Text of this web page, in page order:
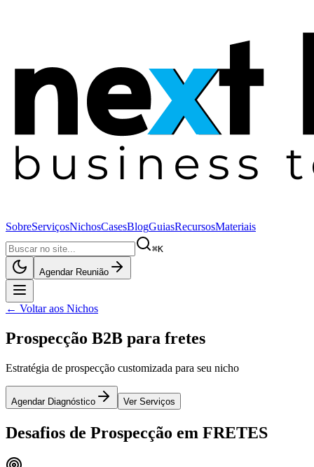
SobreServiçosNichosCasesBlogGuiasRecursosMateriais
⌘K
Agendar Reunião
← Voltar aos Nichos
Prospecção B2B para fretes
Estratégia de prospecção customizada para seu nicho
Agendar Diagnóstico Ver Serviços
Desafios de Prospecção em FRETES